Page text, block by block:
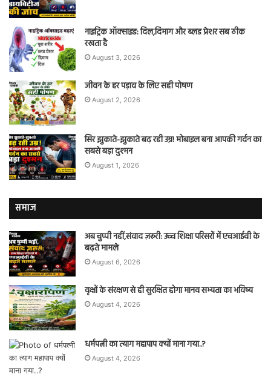
नाइट्रिक ऑक्साइड: दिल,दिमाग और ब्लड प्रेशर सब ठीक
रखता है
August 3, 2026
जीवन के हर पड़ाव के लिए सही पोषण
August 2, 2026
सिर झुकाते-झुकाते बढ़ रही उम्र! मोबाइल बना आपकी गर्दन का
सबसे बड़ा दुश्मन
August 1, 2026
समाज
अब चुप्पी नहीं,संवाद ज़रूरी: उच्च शिक्षा परिसरों में एचआईवी के
बढ़ते मामले
August 6, 2026
वृक्षों के संरक्षण से ही सुरक्षित होगा मानव सभ्यता का भविष्य
August 4, 2026
धर्मपत्नी का त्याग महापाप क्यों माना गया..?
August 4, 2026